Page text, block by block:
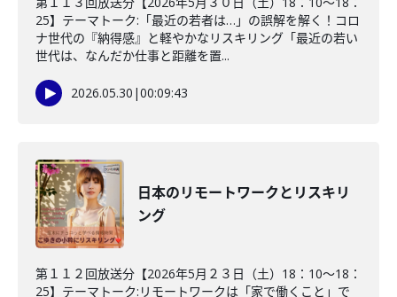
25】テーマトーク:「最近の若者は…」の誤解を解く！コロ
ナ世代の『納得感』と軽やかなリスキリング「最近の若い
世代は、なんだか仕事と距離を置...
2026.05.30 |00:09:43
日本のリモートワークとリスキリ
ング
第１１２回放送分【2026年5月２３日（土）18：10～18：
25】テーマトーク:リモートワークは「家で働くこと」で